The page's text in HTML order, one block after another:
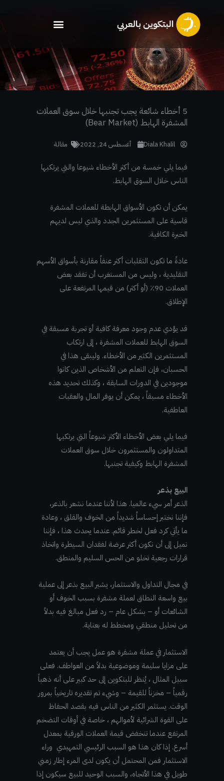
5 أخطاء شائعة يجب تجنبها خلال سوق العملات
المشفرة الهابط (Bear Market)
Diala Khalil أغسطس 24, 2022 مقالة
فيما يلي خمسة من أكثر الأخطاء شيوعا والتي يرتكبها
الناس خلال السوق الهابط.
يمكن أن تكون الأسواق الهابطة للعملات المشفرة
قاسية على المستثمرين الجدد والذي ليس لديهم
الخبرة الكافية.
عادةً ما تكون التقلبات أكثر عنفاً مقارنة بأسواق الأسهم
التقليدية ، وليس من المستغرب أن تفقد بعض
العملات 90٪ (أو أكثر) من قيمها المرتفعة على
الإطلاق.
قد يؤدي عدم وجود معرفة كافية أو تجربة مسبقة في
السوق الهابط للعملات المشفرة ، إلى ارتكاب
المستثمرين الكثير من الأخطاء. وليبقى هذا في
الحسبان، فإن التعلم من الأشخاص الذين كانوا
موجودين في الدورات السابقة ، وكذلك تحديد هذه
الأخطاء مسبقاً ، يمكن أن يوفر المال والعقبات
العاطفية.
فيما يلي بعض الأخطاء الأكثر شيوعاً التي يرتكبها
المتداولون والمستثمرون خلال سوق العملات
المشفرة الهابط وكيفية تجنبها.
البيع بذعر
الذعر أمر سيء عالميا. هذا لأننا عندما نشعر بالذعر،
فإننا نختبر إحساساً شديداً من الخوف والقلق ، وعادة
ما يأتي كرد فعل لخطر قائم. عندما يحدث هذا ، فإننا
نميل إلى أن نكون أكثر عرضة لفقدان السيطرة واتخاذ
قرارات رجعية تخلو من الحس السليم والمنطق.
في مجال التداول والاستثمار، يشير البيع بذعر إلى عملية
بيع واسعة النطاق لعملة مشفرة بسبب الخوف أو
الشائعات أو – بشكل عام – رد فعل مبالغ فيه بدلاً
من تحليل منطقي ومخطط له بعناية.
الاستثمار في عملة مشفرة هو عمل يجب أن يعتمد
على مزايا سليمة وموضوعية بدلاً من العواطف. فعلى
سبيل المثال ، يُنظر للبتكوين إلى حد كبير على أنه ذهباً
رقمياً – مخزناً للقيمة – وشيء تم تقديره تاريخياً بمرور
الوقت. يستثمر الكثير من الناس فيه بقصد الحفاظ
على القوة الشرائية لأموالهم ، خاصة في أوقات التضخم
المرتفع عندما تنخفض قيمة العملات الورقية بمعدل
أسرع. إذا كان هذا هو السبب الرئيسي التمهيدي وراء
الاستثمار فمن المحتمل أن يكون لدى المرء إطار زمني
طويل في هذا الأتجاه، والسبب الوحيد للبيع سيكون إذا